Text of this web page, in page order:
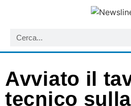
Avviato il
tecnico sulla